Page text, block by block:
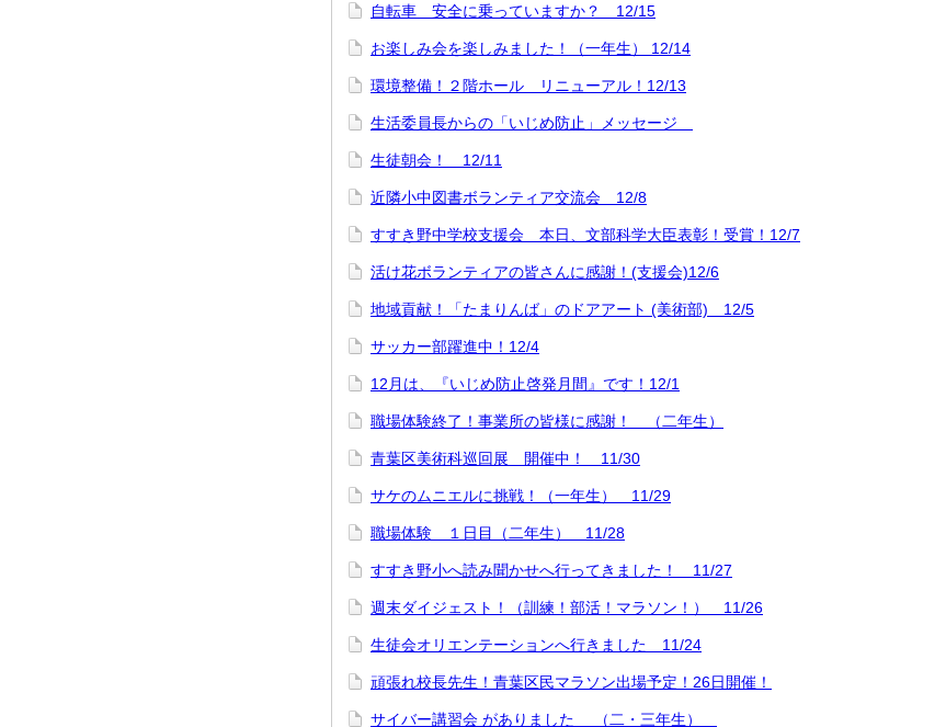
自転車 安全に乗っていますか？ 12/15
お楽しみ会を楽しみました！（一年生） 12/14
環境整備！２階ホール リニューアル！12/13
生活委員長からの「いじめ防止」メッセージ
生徒朝会！ 12/11
近隣小中図書ボランティア交流会 12/8
すすき野中学校支援会 本日、文部科学大臣表彰！受賞！12/7
活け花ボランティアの皆さんに感謝！(支援会)12/6
地域貢献！「たまりんば」のドアアート (美術部) 12/5
サッカー部躍進中！12/4
12月は、『いじめ防止啓発月間』です！12/1
職場体験終了！事業所の皆様に感謝！ （二年生）
青葉区美術科巡回展 開催中！ 11/30
サケのムニエルに挑戦！（一年生） 11/29
職場体験 １日目（二年生） 11/28
すすき野小へ読み聞かせへ行ってきました！ 11/27
週末ダイジェスト！（訓練！部活！マラソン！） 11/26
生徒会オリエンテーションへ行きました 11/24
頑張れ校長先生！青葉区民マラソン出場予定！26日開催！
サイバー講習会 がありました （二・三年生）